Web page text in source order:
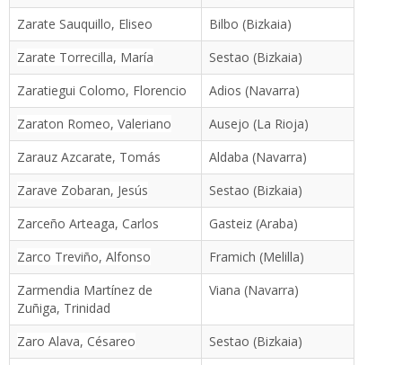
Zarate Sauquillo, Eliseo
Bilbo (Bizkaia)
Zarate Torrecilla, María
Sestao (Bizkaia)
Zaratiegui Colomo, Florencio
Adios (Navarra)
Zaraton Romeo, Valeriano
Ausejo (La Rioja)
Zarauz Azcarate, Tomás
Aldaba (Navarra)
Zarave Zobaran, Jesús
Sestao (Bizkaia)
Zarceño Arteaga, Carlos
Gasteiz (Araba)
Zarco Treviño, Alfonso
Framich (Melilla)
Zarmendia Martínez de
Zuñiga, Trinidad
Viana (Navarra)
Zaro Alava, Césareo
Sestao (Bizkaia)